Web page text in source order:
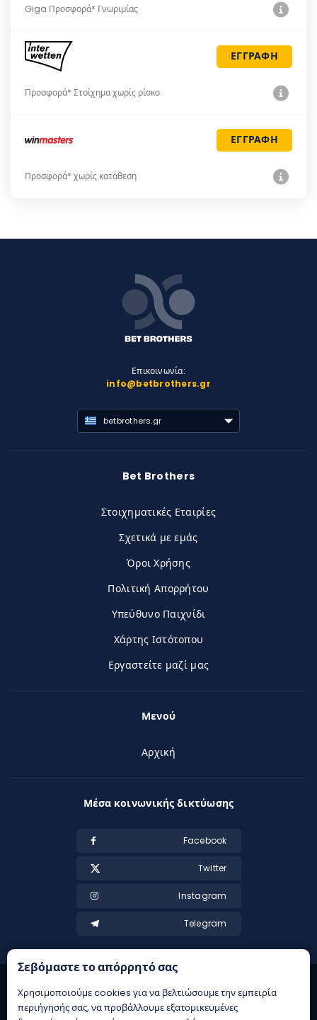
Giga Προσφορά* Γνωριμίας
ΕΓΓΡΑΦΗ
Προσφορά* Στοίχημα χωρίς ρίσκο
ΕΓΓΡΑΦΗ
Προσφορά* χωρίς κατάθεση
Επικοινωνία:
info@betbrothers.gr
betbrothers.gr
Bet Brothers
Στοιχηματικές Εταιρίες
Σχετικά με εμάς
Όροι Χρήσης
Πολιτική Απορρήτου
Υπεύθυνο Παιχνίδι
Χάρτης Ιστότοπου
Εργαστείτε μαζί μας
Μενού
Αρχική
Μέσα κοινωνικής δικτύωσης
Facebook
Twitter
Instagram
Telegram
Σεβόμαστε το απόρρητό σας
Χρησιμοποιούμε cookies για να βελτιώσουμε την εμπειρία
περιήγησής σας, να προβάλλουμε εξατομικευμένες